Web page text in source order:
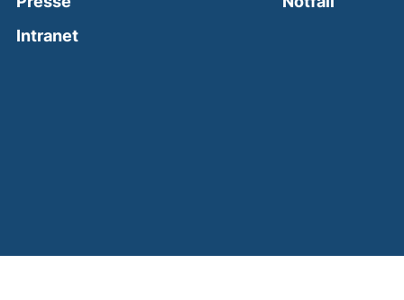
Intranet(external link, opens in a new window)